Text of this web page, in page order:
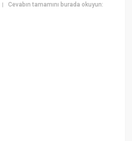
|Cevabın tamamını burada okuyun: